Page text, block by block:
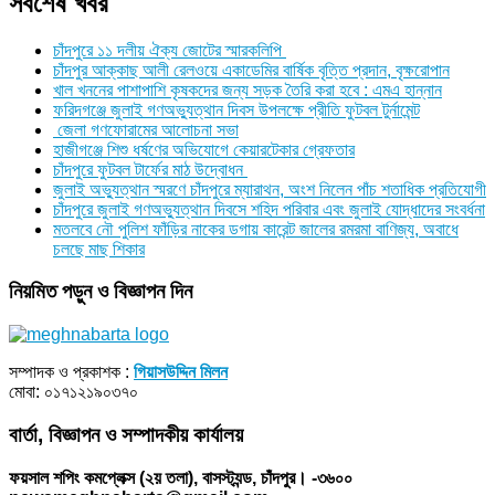
চাঁদপুরে ১১ দলীয় ঐক্য জোটের স্মারকলিপি
চাঁদপুর আক্কাছ আলী রেলওয়ে একাডেমির বার্ষিক বৃত্তি প্রদান, বৃক্ষরোপান
খাল খননের পাশাপাশি কৃষকদের জন্য সড়ক তৈরি করা হবে : এমএ হান্নান
ফরিদগঞ্জে জুলাই গণঅভ্যুত্থান দিবস উপলক্ষে প্রীতি ফুটবল টুর্নামেন্ট
জেলা গণফোরামের আলোচনা সভা
হাজীগঞ্জে শিশু ধর্ষণের অভিযোগে কেয়ারটেকার গ্রেফতার
চাঁদপুরে ফুটবল টার্ফের মাঠ উদ্বোধন
জুলাই অভ্যুত্থান স্মরণে চাঁদপুরে ম্যারাথন, অংশ নিলেন পাঁচ শতাধিক প্রতিযোগী
চাঁদপুরে জুলাই গণঅভ্যুত্থান দিবসে শহিদ পরিবার এবং জুলাই যোদ্ধাদের সংবর্ধনা
মতলবে নৌ পুলিশ ফাঁড়ির নাকের ডগায় কারেন্ট জালের রমরমা বাণিজ্য, অবাধে
চলছে মাছ শিকার
নিয়মিত পড়ুন ও বিজ্ঞাপন দিন
সম্পাদক ও প্রকাশক : গিয়াসউদ্দিন মিলন
মোবা: ০১৭১২১৯০৩৭০
বার্তা, বিজ্ঞাপন ও সম্পাদকীয় কার্যালয়
ফয়সাল শপিং কমপ্লেক্স (২য় তলা), বাসস্ট্যন্ড, চাঁদপুর। -৩৬০০